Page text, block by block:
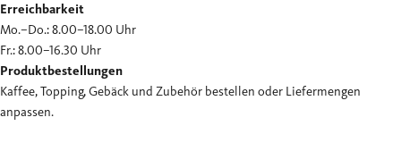
Erreichbarkeit
Mo.–Do.: 8.00–18.00 Uhr
Fr.: 8.00–16.30 Uhr
Produktbestellungen
Kaffee, Topping, Gebäck und Zubehör bestellen oder Liefermengen
anpassen.